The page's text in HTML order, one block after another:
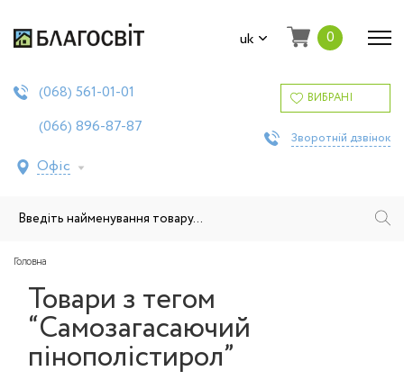
uk 0
(068) 561-01-01
(066) 896-87-87
Офіс
ВИБРАНІ
Зворотній дзвінок
Головна
Товари з тегом
“Самозагасаючий
пінополістирол”